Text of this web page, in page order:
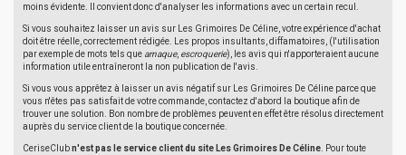
moins évidente. Il convient donc d'analyser les informations avec un certain recul.
Si vous souhaitez laisser un avis sur Les Grimoires De Céline, votre expérience d'achat
doit être réelle, correctement rédigée. Les propos insultants, diffamatoires, (l'utilisation
par exemple de mots tels que arnaque, escroquerie), les avis qui n'apporteraient aucune
information utile entraîneront la non publication de l'avis.
Si vous vous apprêtez à laisser un avis négatif sur Les Grimoires De Céline parce que
vous n'êtes pas satisfait de votre commande, contactez d'abord la boutique afin de
trouver une solution. Bon nombre de problèmes peuvent en effet être résolus directement
auprès du service client de la boutique concernée.
CeriseClubn'est pas le service client du site Les Grimoires De Céline . Pour toute